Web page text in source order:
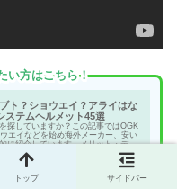
い方はこちら！
ト？ショウエイ？アライはな
ステムヘルメット45選
探していますか？この記事ではOGK
エイなどを始め海外メーカー、安い
に紹介しています。メリット・デメ
ヘルメットを見つけてください。
2023.03.12
トップ サイドバー